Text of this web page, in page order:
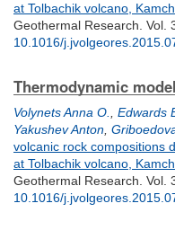
at Tolbachik volcano,
Geothermal Research. Vol.
10.1016/
Thermodynamic
Volynets Anna O. Edwards
Yakushev Anton
volcanic rock compositions
at Tolbachik volcano,
Geothermal Research. Vol.
10.1016/